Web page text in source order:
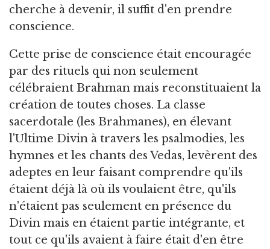
cherche à devenir, il suffit d'en prendre
conscience.
Cette prise de conscience était encouragée
par des rituels qui non seulement
célébraient Brahman mais reconstituaient la
création de toutes choses. La classe
sacerdotale (les Brahmanes), en élevant
l'Ultime Divin à travers les psalmodies, les
hymnes et les chants des Vedas, levèrent des
adeptes en leur faisant comprendre qu'ils
étaient déjà là où ils voulaient être, qu'ils
n'étaient pas seulement en présence du
Divin mais en étaient partie intégrante, et
tout ce qu'ils avaient à faire était d'en être